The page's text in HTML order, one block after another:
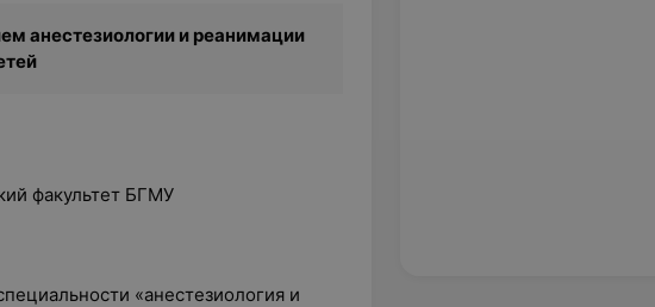
анестезиологии и реанимации
факультет БГМУ
«анестезиология и